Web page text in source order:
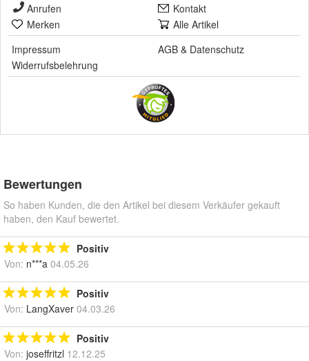
Anrufen
Kontakt
Merken
Alle Artikel
Impressum
AGB & Datenschutz
Widerrufsbelehrung
Bewertungen
So haben Kunden, die den Artikel bei diesem Verkäufer gekauft
haben, den Kauf bewertet.
Positiv
Von: n***a 04.05.26
Positiv
Von: LangXaver 04.03.26
Positiv
Von: joseffritzl 12.12.25